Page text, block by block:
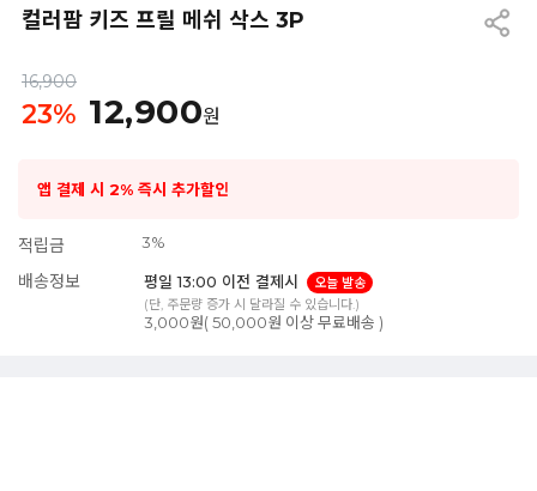
컬러팜 키즈 프릴 메쉬 삭스 3P
16,900
23% 12,900원
앱 결제 시 2% 즉시 추가할인
적립금 3%
배송정보 평일 13:00 이전 결제시
오늘 발송
(단, 주문량 증가 시 달라질 수 있습니다.)
3,000원( 50,000원 이상 무료배송 )